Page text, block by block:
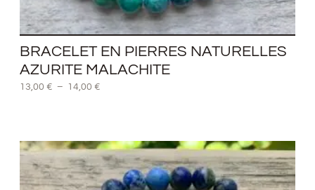
BRACELET EN PIERRES NATURELLES
AZURITE MALACHITE
13,00 € – 14,00 €